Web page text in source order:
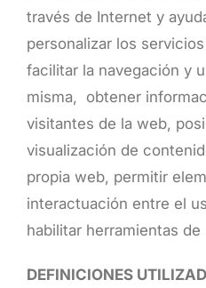
través de Internet y
personalizar los
facilitar la navegación y
misma, obtener
visitantes de la web,
visualización de
propia web, permitir
interactuación entre el
habilitar herramientas
DEFINICIONES